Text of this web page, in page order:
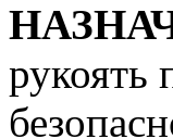
рукоять